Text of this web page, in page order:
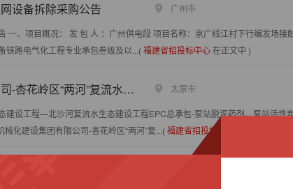
设备拆除采购公告 广州市
一、项目概况： 发 包 人 ：广州供电段 项目名称：京广线江村下行编发场接
铁路电气化工程专业承包叁级及以...(福建省招投标中心在正文中 )
水生态建设工程EPC总承包-泵站脱泥药剂、泵站活性炭等材料采购 太原市
建设工程—北沙河复流水生态建设工程EPC总承包-泵站脱泥药剂、泵站活性
化建设集团有限公司-杏花岭区“两河”复...(福建省招投标中心
器等设备采购项目（二次）废标公告